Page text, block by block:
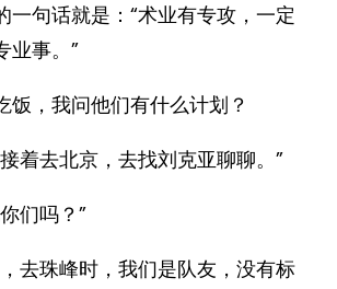
一句话就是：“术业有专攻，一定
业事。”
饭，我问他们有什么计划？
着去北京，去找刘克亚聊聊。”
们吗？”
去珠峰时，我们是队友，没有标